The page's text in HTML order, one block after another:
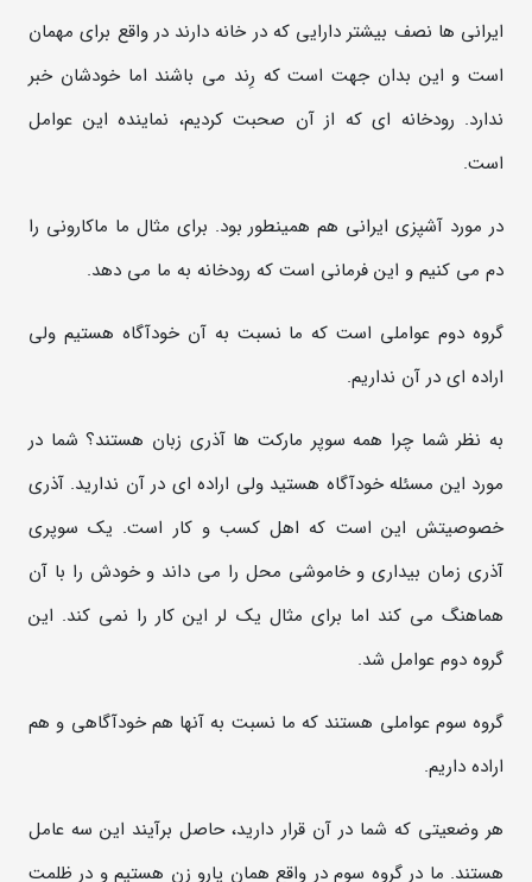
ایرانی ها نصف بیشتر دارایی که در خانه دارند در واقع برای مهمان
است و این بدان جهت است که رِند می باشند اما خودشان خبر
ندارد. رودخانه ای که از آن صحبت کردیم، نماینده این عوامل
است.
در مورد آشپزی ایرانی هم همینطور بود. برای مثال ما ماکارونی را
دم می کنیم و این فرمانی است که رودخانه به ما می دهد.
گروه دوم عواملی است که ما نسبت به آن خودآگاه هستیم ولی
اراده ای در آن نداریم.
به نظر شما چرا همه سوپر مارکت ها آذری زبان هستند؟ شما در
مورد این مسئله خودآگاه هستید ولی اراده ای در آن ندارید. آذری
خصوصیتش این است که اهل کسب و کار است. یک سوپری
آذری زمان بیداری و خاموشی محل را می داند و خودش را با آن
هماهنگ می کند اما برای مثال یک لر این کار را نمی کند. این
گروه دوم عوامل شد.
گروه سوم عواملی هستند که ما نسبت به آنها هم خودآگاهی و هم
اراده داریم.
هر وضعیتی که شما در آن قرار دارید، حاصل برآیند این سه عامل
هستند. ما در گروه سوم در واقع همان پارو زن هستیم و در ظلمت